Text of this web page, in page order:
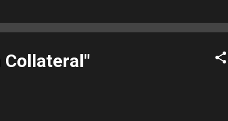
Collateral"